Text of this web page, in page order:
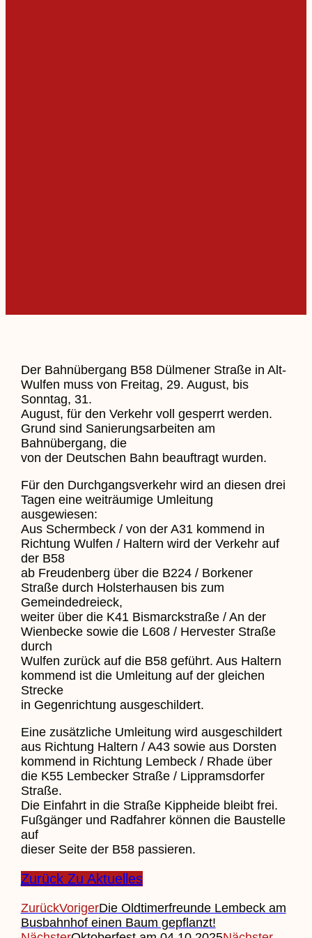
Der Bahnübergang B58 Dülmener Straße in Alt-
Wulfen muss von Freitag, 29. August, bis
Sonntag, 31.
August, für den Verkehr voll gesperrt werden.
Grund sind Sanierungsarbeiten am
Bahnübergang, die
von der Deutschen Bahn beauftragt wurden.
Für den Durchgangsverkehr wird an diesen drei
Tagen eine weiträumige Umleitung
ausgewiesen:
Aus Schermbeck / von der A31 kommend in
Richtung Wulfen / Haltern wird der Verkehr auf
der B58
ab Freudenberg über die B224 / Borkener
Straße durch Holsterhausen bis zum
Gemeindedreieck,
weiter über die K41 Bismarckstraße / An der
Wienbecke sowie die L608 / Hervester Straße
durch
Wulfen zurück auf die B58 geführt. Aus Haltern
kommend ist die Umleitung auf der gleichen
Strecke
in Gegenrichtung ausgeschildert.
Eine zusätzliche Umleitung wird ausgeschildert
aus Richtung Haltern / A43 sowie aus Dorsten
kommend in Richtung Lembeck / Rhade über
die K55 Lembecker Straße / Lippramsdorfer
Straße.
Die Einfahrt in die Straße Kippheide bleibt frei.
Fußgänger und Radfahrer können die Baustelle
auf
dieser Seite der B58 passieren.
Zurück Zu Aktuelles
ZurückVorigerDie Oldtimerfreunde Lembeck am
Busbahnhof einen Baum gepflanzt!